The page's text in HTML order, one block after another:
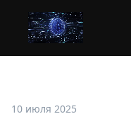
10 июля 2025